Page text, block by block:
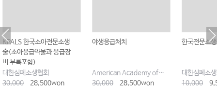
KPALS 한국소아전문소생
술(소아응급약물과 응급장
비 부록포함)
대한심폐소생협회
30,000
28,500won
야생응급처치
American Academy of Orthopaedic Surgeons (AAOS)Wilderness Medical Society (WMS)
30,000
28,500won
한국전문소
대한심폐소
10,000